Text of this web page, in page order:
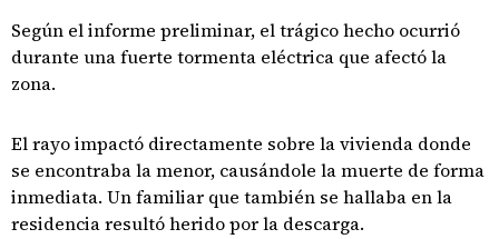
Según el informe preliminar, el trágico hecho ocurrió
durante una fuerte tormenta eléctrica que afectó la
zona.
El rayo impactó directamente sobre la vivienda donde
se encontraba la menor, causándole la muerte de forma
inmediata. Un familiar que también se hallaba en la
residencia resultó herido por la descarga.